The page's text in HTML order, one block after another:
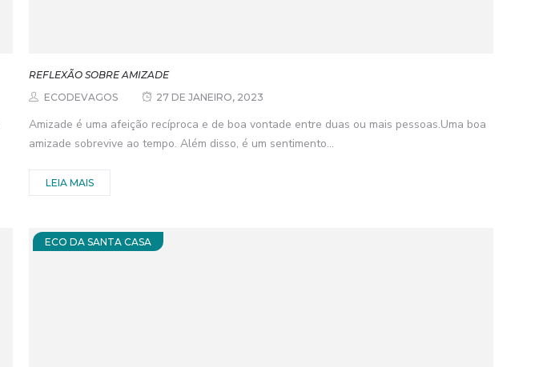
REFLEXÃO SOBRE AMIZADE
ECODEVAGOS
27 DE JANEIRO, 2023
Amizade é uma afeição recíproca e de boa vontade entre duas ou mais pessoas.Uma boa
amizade sobrevive ao tempo. Além disso, é um sentimento...
LEIA MAIS
ECO DA SANTA CASA